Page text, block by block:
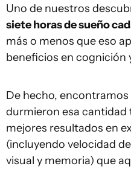
Uno de nuestros
siete horas de sueño
más o menos que eso
beneficios en cognición
De hecho,
durmieron esa
mejores resultados en
(incluyendo velocidad
visual y memoria) que